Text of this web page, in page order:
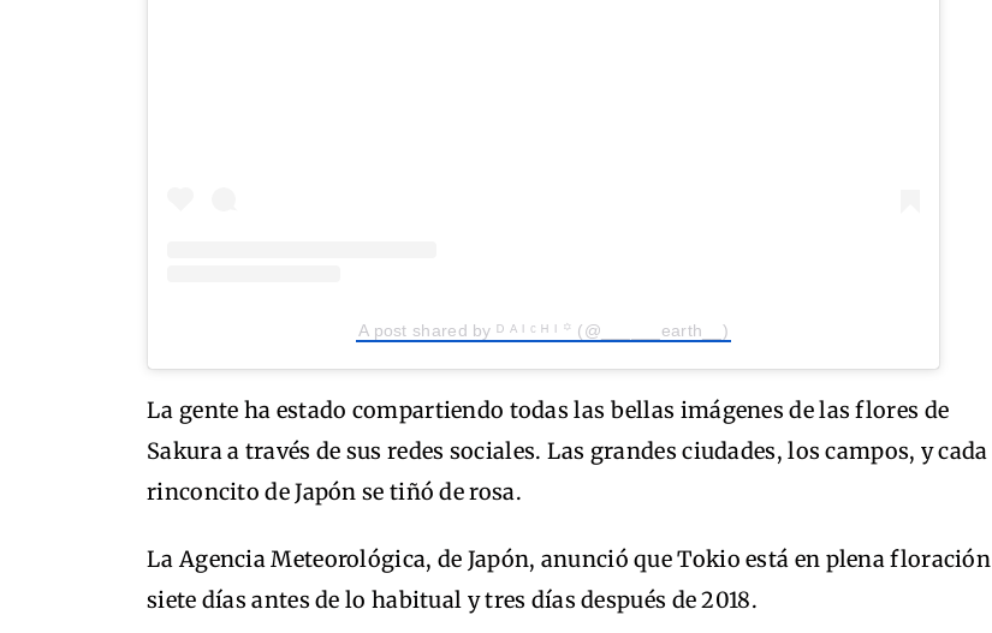
A post shared by ᴰ ᴬ ᴵ ᶜ ᴴ ᴵ ꙳ (@______earth__)
La gente ha estado compartiendo todas las bellas imágenes de las flores de
Sakura a través de sus redes sociales. Las grandes ciudades, los campos, y cada
rinconcito de Japón se tiñó de rosa.
La Agencia Meteorológica, de Japón, anunció que Tokio está en plena floración
siete días antes de lo habitual y tres días después de 2018.